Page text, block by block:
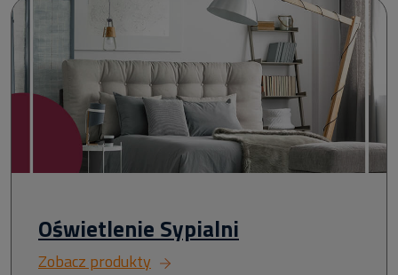
Oświetlenie Sypialni
Zobacz produkty